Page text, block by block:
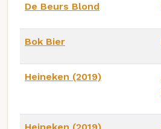
De Beurs Blond
Bok Bier
Heineken (2019)